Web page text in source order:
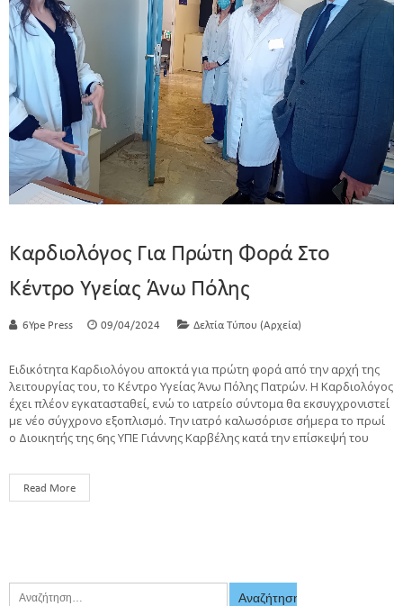
Καρδιολόγος Για Πρώτη Φορά Στο
Κέντρο Υγείας Άνω Πόλης
6Ype Press 09/04/2024 Δελτία Τύπου (Αρχεία)
Ειδικότητα Καρδιολόγου αποκτά για πρώτη φορά από την αρχή της
λειτουργίας του, το Κέντρο Υγείας Άνω Πόλης Πατρών. Η Καρδιολόγος
έχει πλέον εγκατασταθεί, ενώ το ιατρείο σύντομα θα εκσυγχρονιστεί
με νέο σύγχρονο εξοπλισμό. Την ιατρό καλωσόρισε σήμερα το πρωί
ο Διοικητής της 6ης ΥΠΕ Γιάννης Καρβέλης κατά την επίσκεψή του
Read More